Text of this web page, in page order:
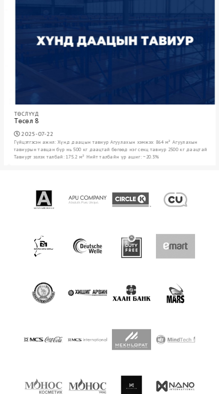
ТӨСЛҮҮД
Төсөл 8
2025-07-22
Гүйцэтгэсэн ажил: Хүнд даацын тавиур Агуулахын хэмжээ: 864 м² Агуулахын
тавиурын тавцан бүр нь 500 кг даацтай бөгөөд нэг секц тавиур 2500 кг даацтай
Тавиурт эзлэх талбай: 175.2 м² Нийт талбайн үр ашиг: ~20.3%